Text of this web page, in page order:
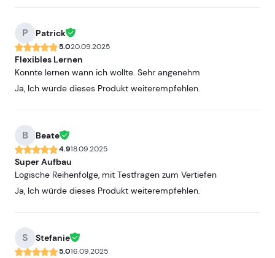
P Patrick
5.020.09.2025
Flexibles Lernen
Konnte lernen wann ich wollte. Sehr angenehm
Ja, Ich würde dieses Produkt weiterempfehlen.
B Beate
4.918.09.2025
Super Aufbau
Logische Reihenfolge, mit Testfragen zum Vertiefen
Ja, Ich würde dieses Produkt weiterempfehlen.
S Stefanie
5.016.09.2025